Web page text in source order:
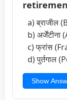
a) ब्राजील
b)
c) फ्रांस
d) पुर्तगाल
Show